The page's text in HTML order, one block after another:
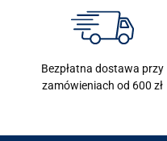
Bezpłatna dostawa przy
zamówieniach od 600 zł